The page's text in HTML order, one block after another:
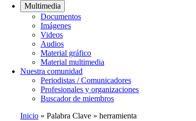
Multimedia
Documentos
Imágenes
Videos
Audios
Material gráfico
Material multimedia
Nuestra comunidad
Periodistas / Comunicadores
Profesionales y organizaciones
Buscador de miembros
Inicio Palabra Clave herramienta